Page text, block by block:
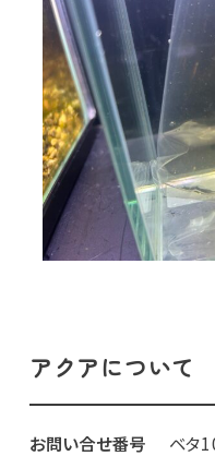
アクアについて
お問い合せ番号
ベタ